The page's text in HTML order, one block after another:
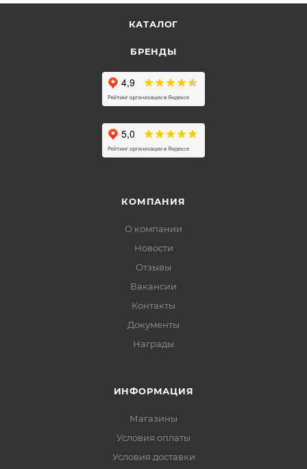
КАТАЛОГ
БРЕНДЫ
КОМПАНИЯ
О компании
Новости
Отзывы
Вакансии
Контакты
Документы
Награды
ИНФОРМАЦИЯ
Магазины
Условия оплаты
Условия доставки